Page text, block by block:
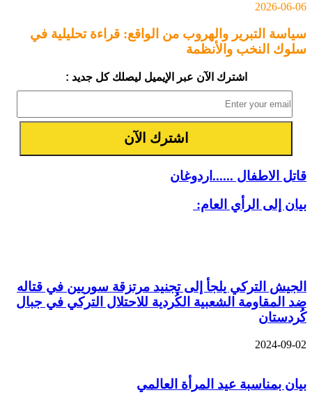
2026-06-06
سياسة التبرير والهروب من الواقع: قراءة تحليلية في
سلوك النخب والأنظمة
اشترك الآن عبر الإيميل ليصلك كل جديد :
قاتل الاطفال ......اردوغان
بيان إلى الرأي العام:
الجيش التركي يلجأ إلى تجنيد مرتزقة سوريين في قتاله
ضد المقاومة الشعبية الكُردية للاحتلال التركي في جبال
كُردستان
2024-09-02
بيان بمناسبة عيد المرأة العالمي